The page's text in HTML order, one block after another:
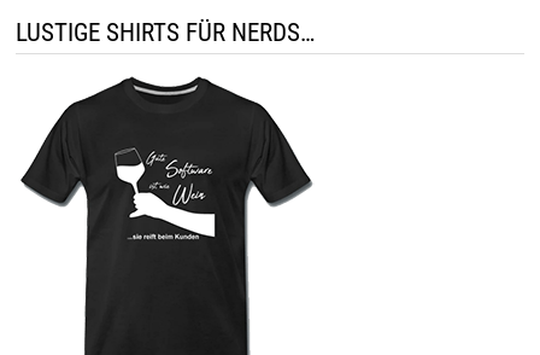
LUSTIGE SHIRTS FÜR NERDS…